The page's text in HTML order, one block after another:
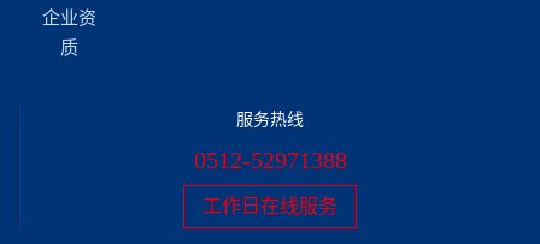
企业资
质
服务热线
0512-52971388
工作日在线服务